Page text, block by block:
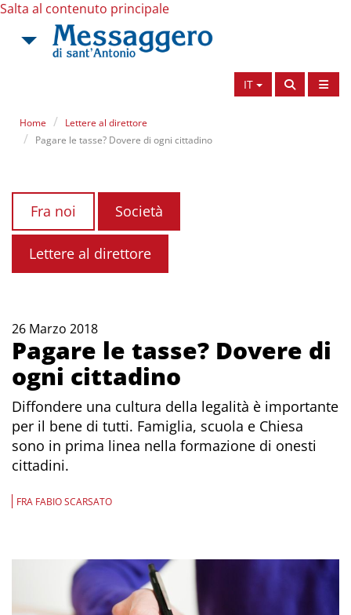
Salta al contenuto principale
IT
Home
Lettere al direttore
Pagare le tasse? Dovere di ogni cittadino
Fra noi Società
Lettere al direttore
26 Marzo 2018
Pagare le tasse? Dovere di
ogni cittadino
Diffondere una cultura della legalità è importante
per il bene di tutti. Famiglia, scuola e Chiesa
sono in prima linea nella formazione di onesti
cittadini.
FRA FABIO SCARSATO